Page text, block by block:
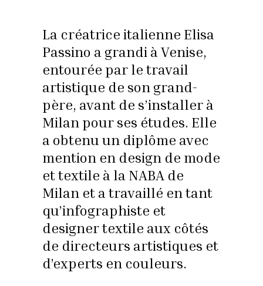
La créatrice italienne Elisa
Passino a grandi à Venise,
entourée par le travail
artistique de son grand-
père, avant de s’installer à
Milan pour ses études. Elle
a obtenu un diplôme avec
mention en design de mode
et textile à la NABA de
Milan et a travaillé en tant
qu’infographiste et
designer textile aux côtés
de directeurs artistiques et
d’experts en couleurs.